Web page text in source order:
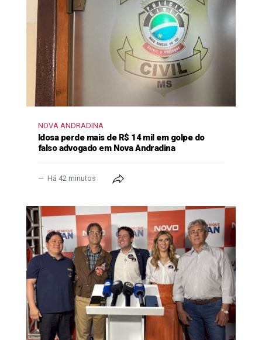
NOVA ANDRADINA
Idosa perde mais de R$ 14 mil em golpe do
falso advogado em Nova Andradina
Há 42 minutos